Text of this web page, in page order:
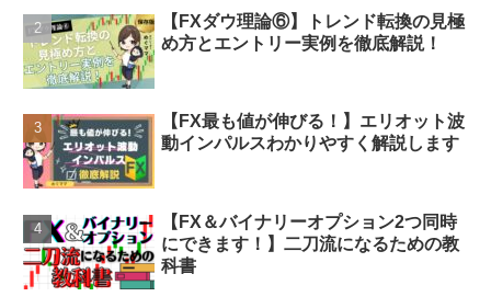
【FXダウ理論⑥】トレンド転換の見極
め方とエントリー実例を徹底解説！
【FX最も値が伸びる！】エリオット波
動インパルスわかりやすく解説します
【FX＆バイナリーオプション2つ同時
にできます！】二刀流になるための教
科書